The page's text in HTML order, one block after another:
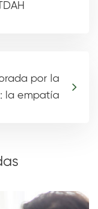
por la
la empatía